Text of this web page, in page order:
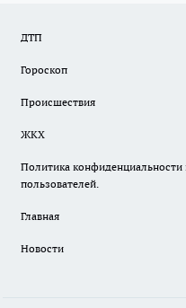
ДТП
Гороскоп
Происшествия
ЖКХ
Политика
пользователей.
Главная
Новости